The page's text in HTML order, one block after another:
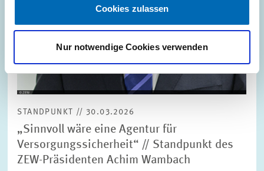
Cookies zulassen
Nur notwendige Cookies verwenden
STANDPUNKT // 30.03.2026
„Sinnvoll wäre eine Agentur für
Versorgungssicherheit“ // Standpunkt des
ZEW-Präsidenten Achim Wambach